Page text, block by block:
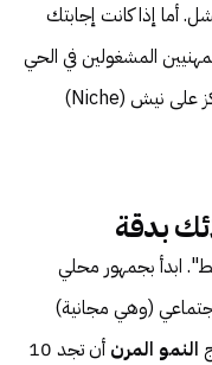
أما إذا كانت إجابتك
المشغولين في الحي
. ركز على نيش (Niche)
ابدأ بجمهور محلي
(وهي مجانية)
النمو المرن
أن تجد 10